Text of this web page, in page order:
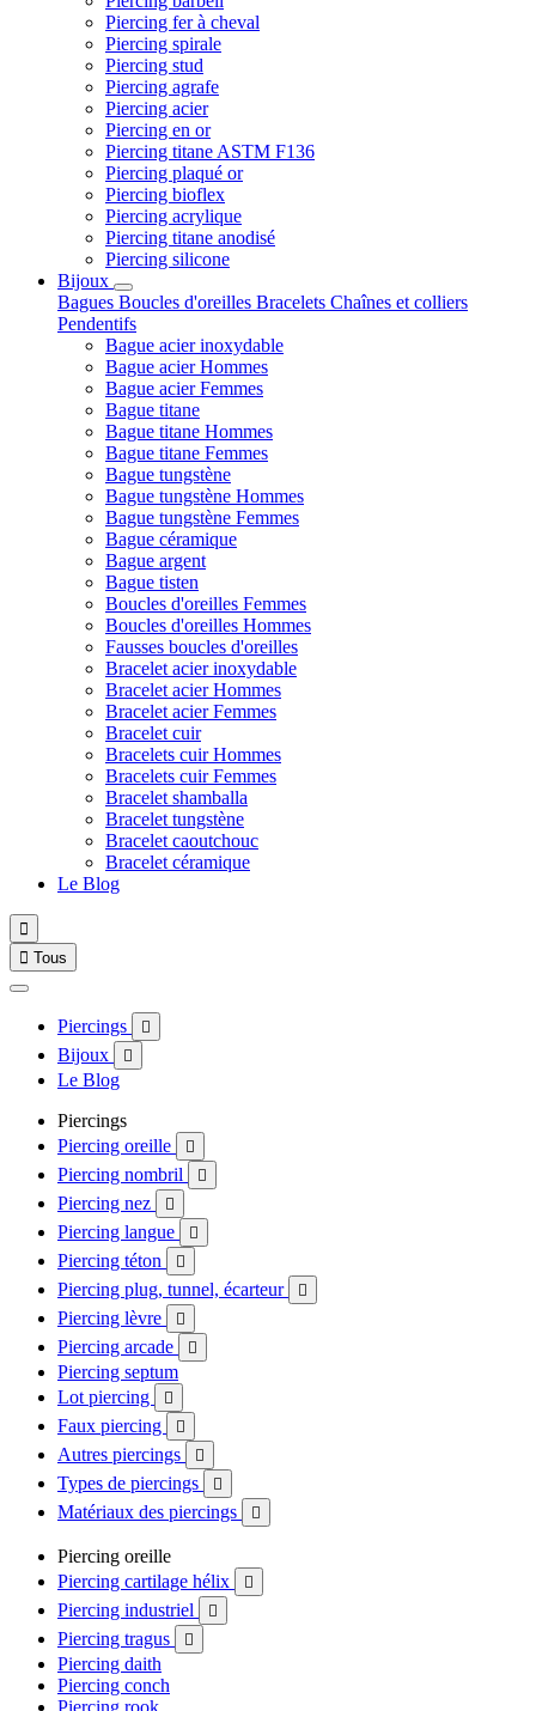
Piercing fer à cheval
Piercing spirale
Piercing stud
Piercing agrafe
Piercing acier
Piercing en or
Piercing titane ASTM F136
Piercing plaqué or
Piercing bioflex
Piercing acrylique
Piercing titane anodisé
Piercing silicone
Bijoux
Bagues Boucles d'oreilles Bracelets Chaînes et colliers
Pendentifs
Bague acier inoxydable
Bague acier Hommes
Bague acier Femmes
Bague titane
Bague titane Hommes
Bague titane Femmes
Bague tungstène
Bague tungstène Hommes
Bague tungstène Femmes
Bague céramique
Bague argent
Bague tisten
Boucles d'oreilles Femmes
Boucles d'oreilles Hommes
Fausses boucles d'oreilles
Bracelet acier inoxydable
Bracelet acier Hommes
Bracelet acier Femmes
Bracelet cuir
Bracelets cuir Hommes
Bracelets cuir Femmes
Bracelet shamballa
Bracelet tungstène
Bracelet caoutchouc
Bracelet céramique
Le Blog

 Tous
Piercings 
Bijoux 
Le Blog
Piercings
Piercing oreille

Piercing nombril 
Piercing nez 
Piercing langue 
Piercing téton 
Piercing plug, tunnel, écarteur 
Piercing lèvre 
Piercing arcade 
Piercing septum
Lot piercing

Faux piercing 
Autres piercings 
Types de piercings 
Matériaux des piercings 
Piercing oreille
Piercing cartilage hélix

Piercing industriel 
Piercing tragus 
Piercing daith
Piercing conch
Piercing rook